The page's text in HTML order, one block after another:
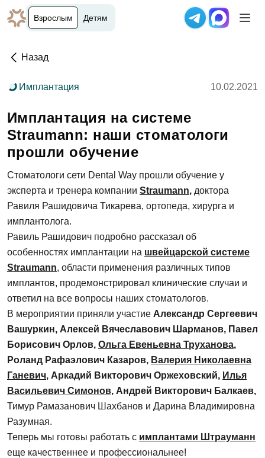
Взрослым Детям
Назад
Имплантация 10.02.2021
Имплантация на системе
Straumann: наши стоматологи
прошли обучение
Стоматологи сети Dental Way прошли обучение у
эксперта и тренера компании Straumann, доктора
Равиля Рашидовича Тикарева, ортопеда, хирурга и
имплантолога.
Равиль Рашидович подробно рассказал об
особенностях имплантации на швейцарской системе
Straumann, области применения различных типов
имплантов, продемонстрировал клинические случаи и
ответил на все вопросы наших стоматологов.
В мероприятии приняли участие Александр Сергеевич
Вашуркин, Алексей Вячеславович Шарманов, Павел
Борисович Орлов, Ольга Евеньевна Труханова,
Роланд Рафаэлович Казаров, Валерия Николаевна
Ганевич, Аркадий Викторович Оржеховский, Илья
Васильевич Симонов, Андрей Викторович Балкаев,
Тимур Рамазанович Шахбанов и Дарина Владимировна
Разумная.
Теперь мы готовы работать с имплантами Штрауманн
еще качественнее и профессиональнее!